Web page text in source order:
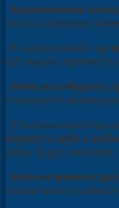
· Беременным
так как ребенок
· В високосный год
что может привести
· Нельзя собирать
становятся
· В високосный год
первого зуба у
зубы будут плохими.
· Нельзя менять
новое место